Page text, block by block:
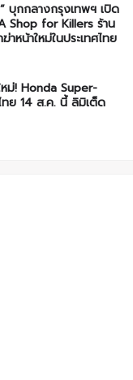
บุกกลางกรุงเทพฯ เปิด
Shop for Killers ร้าน
หน้าใหม่ในประเทศไทย
ม่! Honda Super-
ทย 14 ส.ค. นี้ ลิมิเต็ด